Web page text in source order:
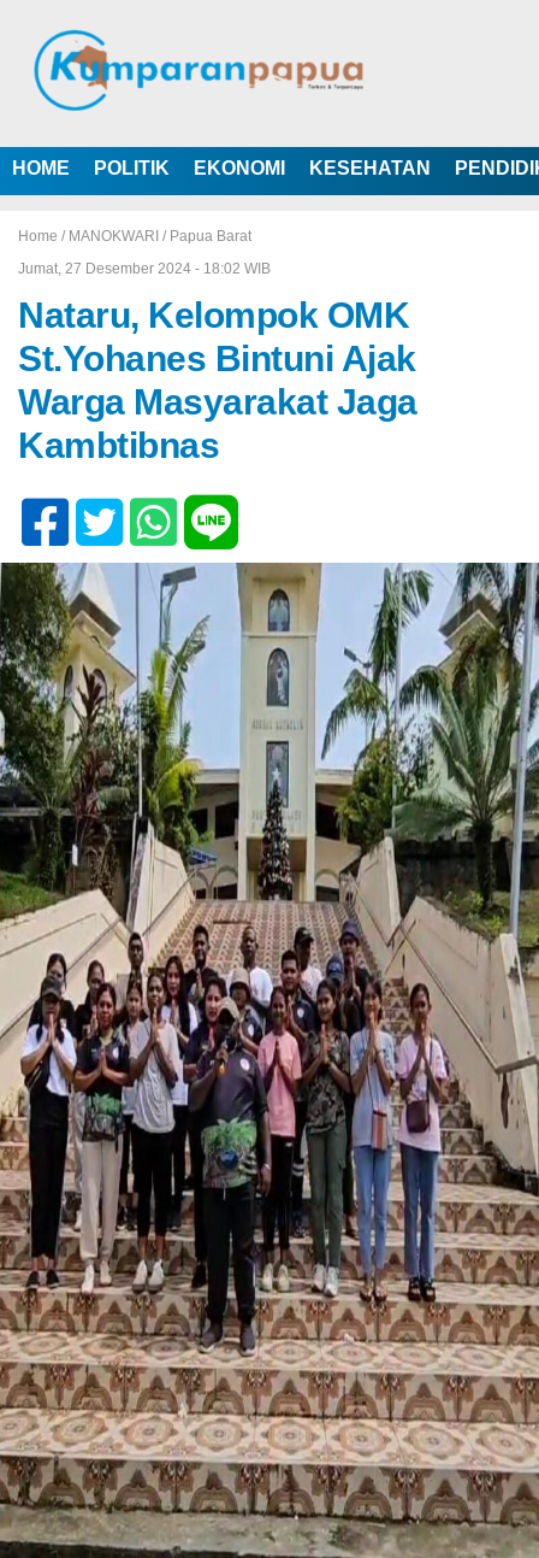
HOME POLITIK EKONOMI KESEHATAN
Home / MANOKWARI / Papua Barat
Jumat, 27 Desember 2024 - 18:02 WIB
Nataru, Kelompok OMK
St.Yohanes Bintuni Ajak
Warga Masyarakat Jaga
Kambtibnas